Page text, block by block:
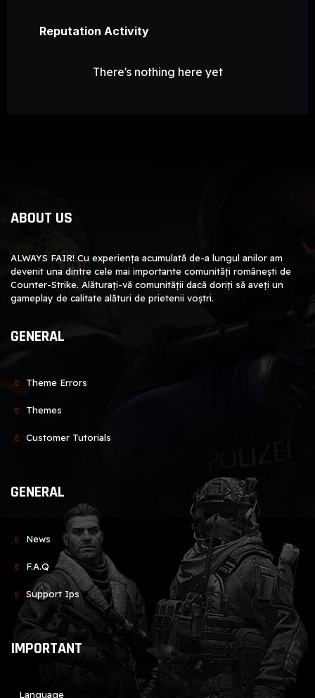
Reputation Activity
There's nothing here yet
ABOUT US
ALWAYS FAIR! Cu experiența acumulată de-a lungul anilor am
devenit una dintre cele mai importante comunități românești de
Counter-Strike. Alăturați-vă comunității dacă doriți să aveți un
gameplay de calitate alături de prietenii voștri.
GENERAL
Theme Errors
Themes
Customer Tutorials
GENERAL
News
F.A.Q
Support Ips
IMPORTANT
Language